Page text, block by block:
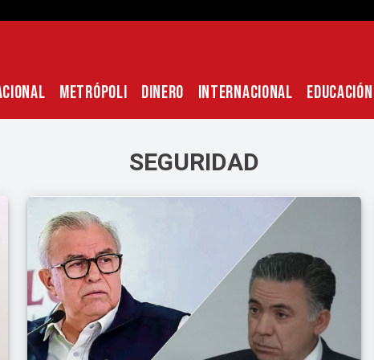
METRÓPOLI DINERO INTERNACIONAL EDUCACIÓN
SEGURIDAD